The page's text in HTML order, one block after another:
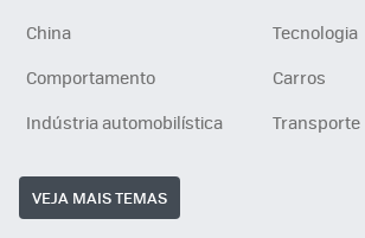
China
Tecnologia
Comportamento
Carros
Indústria automobilística
Transporte
VEJA MAIS TEMAS